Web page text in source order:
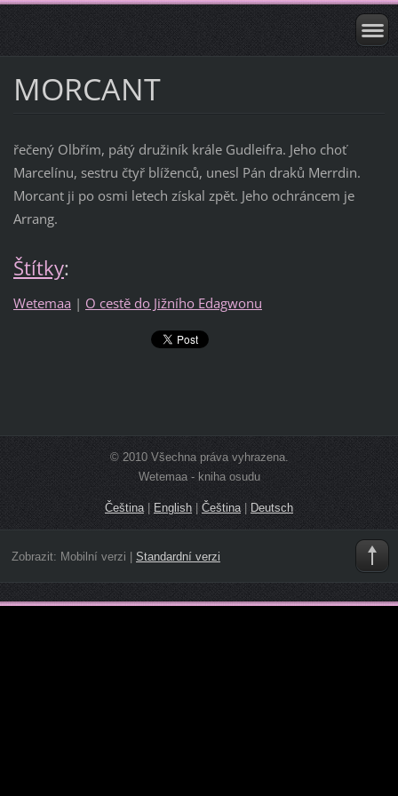
MORCANT
řečený Olbřím, pátý družiník krále Gudleifra. Jeho choť
Marcelínu, sestru čtyř blíženců, unesl Pán draků Merrdin.
Morcant ji po osmi letech získal zpět. Jeho ochráncem je
Arrang.
Štítky:
Wetemaa | O cestě do Jižního Edagwonu
© 2010 Všechna práva vyhrazena.
Wetemaa - kniha osudu
Čeština | English Čeština| Deutsch
Zobrazit: Mobilní verzi Standardní verzi